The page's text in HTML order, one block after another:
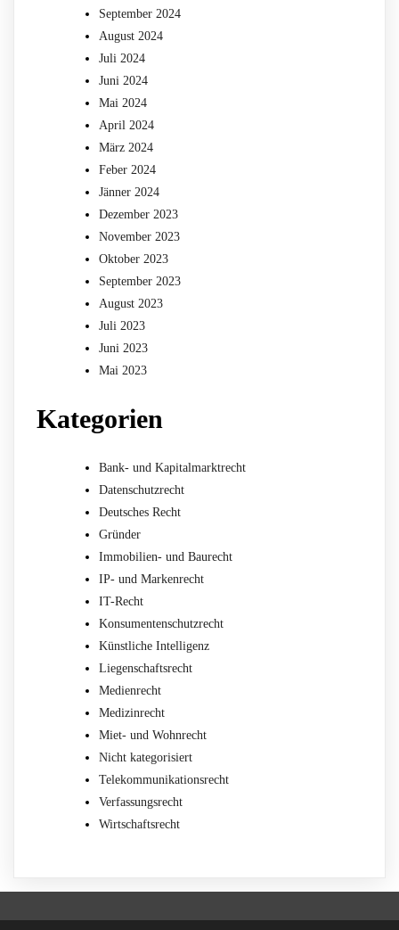
September 2024
August 2024
Juli 2024
Juni 2024
Mai 2024
April 2024
März 2024
Feber 2024
Jänner 2024
Dezember 2023
November 2023
Oktober 2023
September 2023
August 2023
Juli 2023
Juni 2023
Mai 2023
Kategorien
Bank- und Kapitalmarktrecht
Datenschutzrecht
Deutsches Recht
Gründer
Immobilien- und Baurecht
IP- und Markenrecht
IT-Recht
Konsumentenschutzrecht
Künstliche Intelligenz
Liegenschaftsrecht
Medienrecht
Medizinrecht
Miet- und Wohnrecht
Nicht kategorisiert
Telekommunikationsrecht
Verfassungsrecht
Wirtschaftsrecht